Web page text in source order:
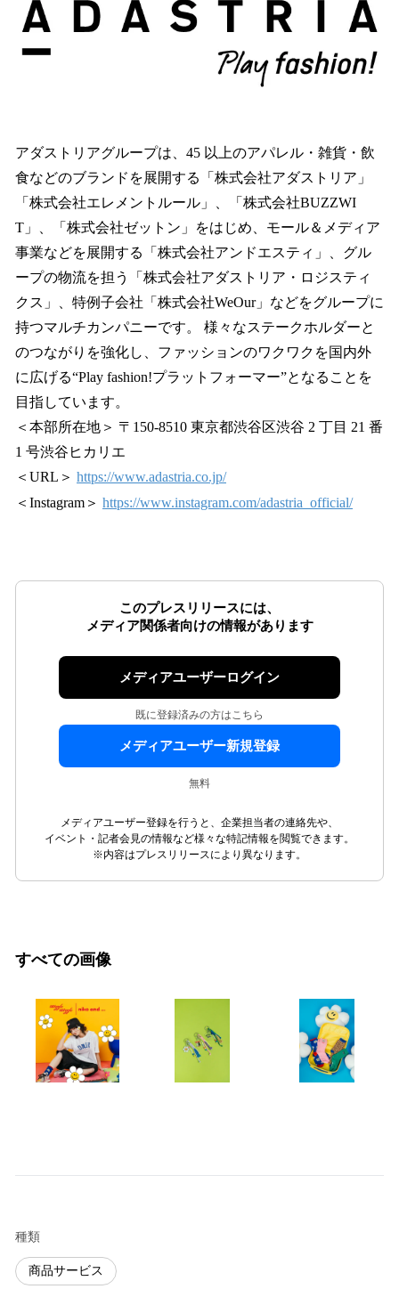
アダストリアグループは、45 以上のアパレル・雑貨・飲
食などのブランドを展開する「株式会社アダストリア」
「株式会社エレメントルール」、「株式会社BUZZWI
T」、「株式会社ゼットン」をはじめ、モール＆メディア
事業などを展開する「株式会社アンドエスティ」、グル
ープの物流を担う「株式会社アダストリア・ロジスティ
クス」、特例子会社「株式会社WeOur」などをグループに
持つマルチカンパニーです。 様々なステークホルダーと
のつながりを強化し、ファッションのワクワクを国内外
に広げる“Play fashion!プラットフォーマー”となることを
目指しています。
＜本部所在地＞ 〒150-8510 東京都渋谷区渋谷 2 丁目 21 番
1 号渋谷ヒカリエ
＜URL＞ https://www.adastria.co.jp/
＜Instagram＞ https://www.instagram.com/adastria_official/
このプレスリリースには、
メディア関係者向けの情報があります
メディアユーザーログイン
既に登録済みの方はこちら
メディアユーザー新規登録
無料
メディアユーザー登録を行うと、企業担当者の連絡先や、
イベント・記者会見の情報など様々な特記情報を閲覧できます。
※内容はプレスリリースにより異なります。
すべての画像
種類
商品サービス